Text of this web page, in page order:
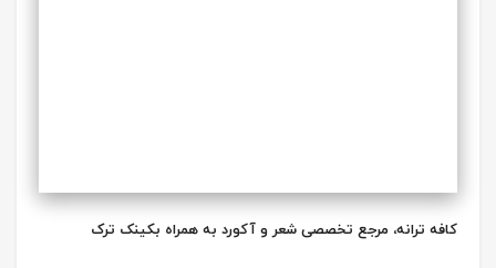
کافه ترانه، مرجع تخصصی شعر و آکورد به همراه بکینک ترک